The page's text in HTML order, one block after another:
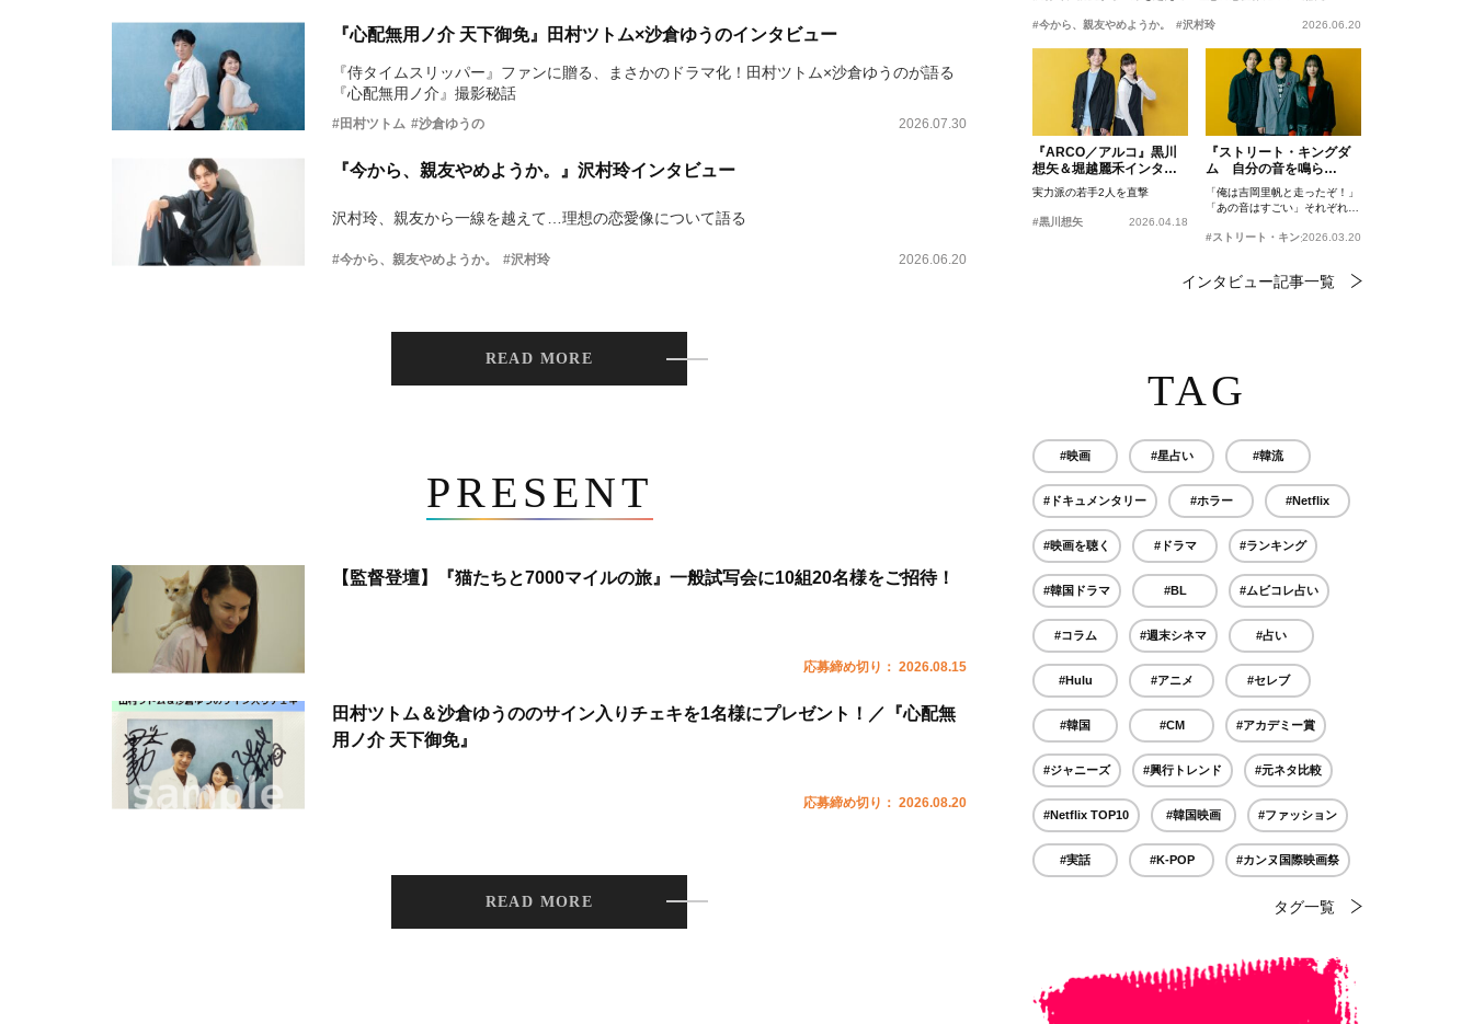
『心配無用ノ介 天下御免』田村ツトム×沙倉ゆうのインタビュー
『侍タイムスリッパー』ファンに贈る、まさかのドラマ化！田村ツトム×沙倉ゆうのが語る
『心配無用ノ介』撮影秘話
#田村ツトム #沙倉ゆうの 2026.07.30
『今から、親友やめようか。』沢村玲インタビュー
沢村玲、親友から一線を越えて…理想の恋愛像について語る
#今から、親友やめようか。 #沢村玲 2026.06.20
READ MORE
PRESENT
【監督登壇】『猫たちと7000マイルの旅』一般試写会に10組20名様をご招待！
応募締め切り： 2026.08.15
田村ツトム＆沙倉ゆうののサイン入りチェキを1名様にプレゼント！／『心配無
用ノ介 天下御免』
応募締め切り： 2026.08.20
READ MORE
#今から、親友やめようか。 #沢村玲 2026.06.20
『ARCO／アルコ』黒川
想矢＆堀越麗禾インタビ
ュー
実力派の若手2人を直撃
#黒川想矢 2026.04.18
『ストリート・キングダ
ム 自分の音を鳴ら
せ。』峯田和伸、若葉竜
也、吉岡里帆インタビュ
ー
「俺は吉岡里帆と走ったぞ！」
「あの音はすごい」それぞれの
#ストリート・キングダム 自分の音を鳴らせ。
2026.03.20
インタビュー記事一覧
TAG
#映画 #星占い #韓流
#ドキュメンタリー #ホラー #Netflix
#映画を聴く #ドラマ #ランキング
#韓国ドラマ #BL #ムビコレ占い
#コラム #週末シネマ #占い
#Hulu #アニメ #セレブ
#韓国 #CM #アカデミー賞
#ジャニーズ #興行トレンド #元ネタ比較
#Netflix TOP10 #韓国映画 #ファッション
#実話 #K-POP #カンヌ国際映画祭
タグ一覧